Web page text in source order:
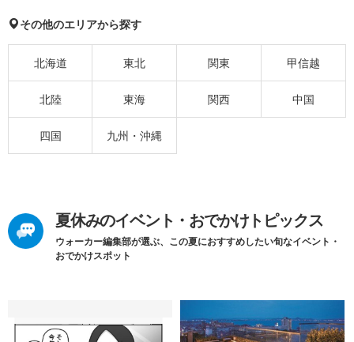
その他のエリアから探す
北海道 東北 関東 甲信越
北陸 東海 関西 中国
四国 九州・沖縄
夏休みのイベント・おでかけトピックス
ウォーカー編集部が選ぶ、この夏におすすめしたい旬なイベント・
おでかけスポット